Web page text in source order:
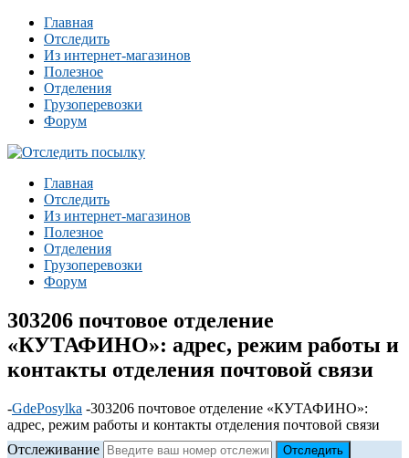
Главная
Отследить
Из интернет-магазинов
Полезное
Отделения
Грузоперевозки
Форум
Главная
Отследить
Из интернет-магазинов
Полезное
Отделения
Грузоперевозки
Форум
303206 почтовое отделение
«КУТАФИНО»: адрес, режим работы и
контакты отделения почтовой связи
-GdePosylka -303206 почтовое отделение «КУТАФИНО»:
адрес, режим работы и контакты отделения почтовой связи
Отслеживание